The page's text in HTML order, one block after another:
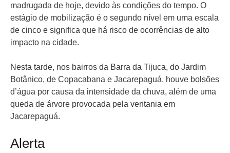
madrugada de hoje, devido às condições do tempo. O
estágio de mobilização é o segundo nível em uma escala
de cinco e significa que há risco de ocorrências de alto
impacto na cidade.
Nesta tarde, nos bairros da Barra da Tijuca, do Jardim
Botânico, de Copacabana e Jacarepaguá, houve bolsões
d’água por causa da intensidade da chuva, além de uma
queda de árvore provocada pela ventania em
Jacarepaguá.
Alerta